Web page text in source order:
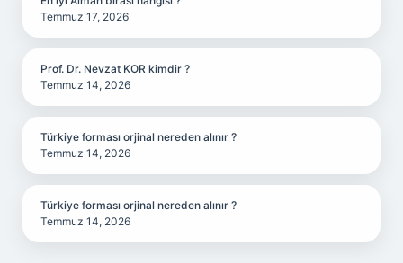
Temmuz 17, 2026
Prof. Dr. Nevzat KOR kimdir ?
Temmuz 14, 2026
Türkiye forması orjinal nereden alınır ?
Temmuz 14, 2026
Türkiye forması orjinal nereden alınır ?
Temmuz 14, 2026